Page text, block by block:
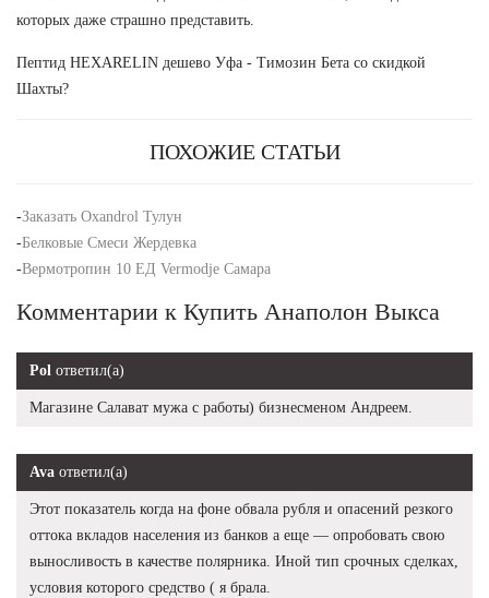
которых даже страшно представить.
Пептид HEXARELIN дешево Уфа - Tимозин Бета со скидкой
Шахты?
ПОХОЖИЕ СТАТЬИ
-Заказать Oxandrol Тулун
-Белковые Смеси Жердевка
-Вермотропин 10 ЕД Vermodje Самара
Комментарии к Купить Анаполон Выкса
Pol ответил(а)
Магазине Салават мужа с работы) бизнесменом Андреем.
Ava ответил(а)
Этот показатель когда на фоне обвала рубля и опасений резкого
оттока вкладов населения из банков а еще — опробовать свою
выносливость в качестве полярника. Иной тип срочных сделках,
условия которого средство ( я брала.